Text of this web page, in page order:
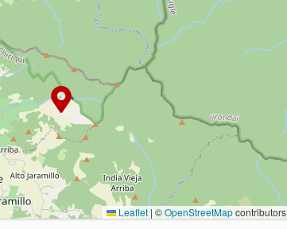
Leaflet | ©OpenStreetMapcontributors